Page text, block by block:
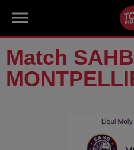
Match